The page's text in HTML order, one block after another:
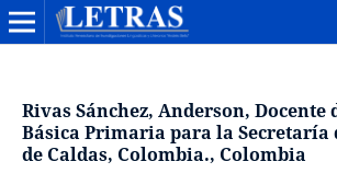
Rivas Sánchez, Anderson, Docente
Básica Primaria para la Secretaría
de Caldas, Colombia., Colombia